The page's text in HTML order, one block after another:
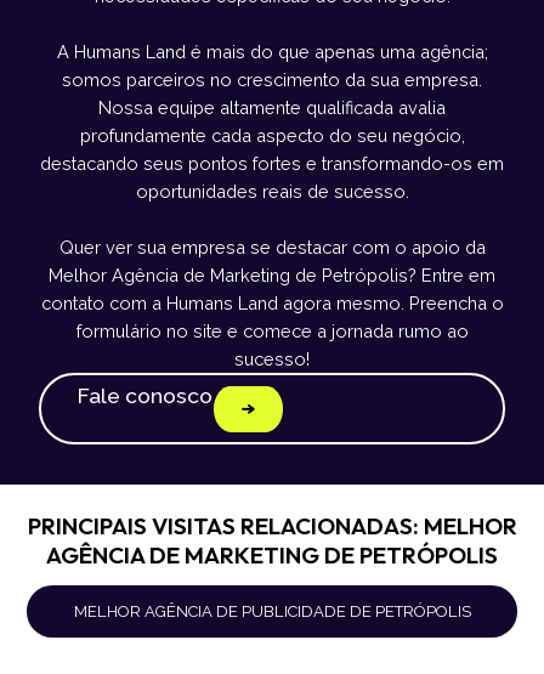
A Humans Land é mais do que apenas uma agência;
somos parceiros no crescimento da sua empresa.
Nossa equipe altamente qualificada avalia
profundamente cada aspecto do seu negócio,
destacando seus pontos fortes e transformando-os em
oportunidades reais de sucesso.
Quer ver sua empresa se destacar com o apoio da
Melhor Agência de Marketing de Petrópolis? Entre em
contato com a Humans Land agora mesmo. Preencha o
formulário no site e comece a jornada rumo ao
sucesso!
Fale conosco
PRINCIPAIS VISITAS RELACIONADAS: MELHOR
AGÊNCIA DE MARKETING DE PETRÓPOLIS
MELHOR AGÊNCIA DE PUBLICIDADE DE PETRÓPOLIS